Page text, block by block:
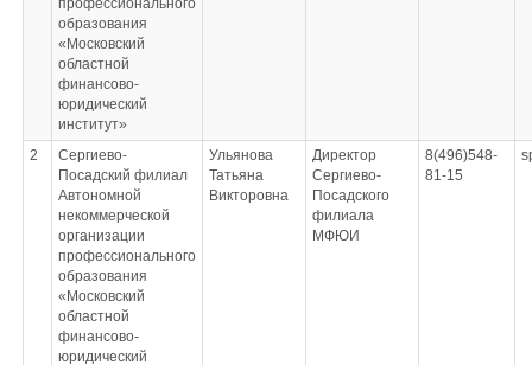
профессионального
образования
«Московский
областной
финансово-
юридический
институт»
2
Сергиево-
Посадский филиал
Автономной
некоммерческой
организации
профессионального
образования
«Московский
областной
финансово-
юридический
Ульянова
Татьяна
Викторовна
Директор
Сергиево-
Посадского
филиала
МФЮИ
8(496)548-
81-15